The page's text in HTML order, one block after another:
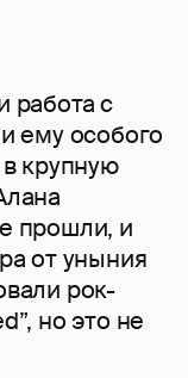
работа с
ему особого
крупную
прошли, и
от уныния
рок-
но это не